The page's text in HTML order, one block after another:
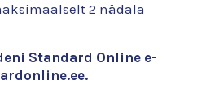
2 nädala
Standard Online e-
.